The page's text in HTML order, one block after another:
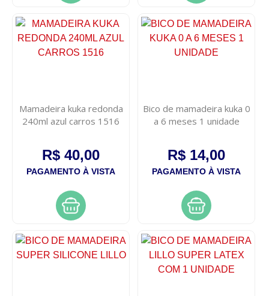
Mamadeira kuka redonda
240ml azul carros 1516
R$ 40,00
PAGAMENTO À VISTA
Bico de mamadeira kuka 0
a 6 meses 1 unidade
R$ 14,00
PAGAMENTO À VISTA